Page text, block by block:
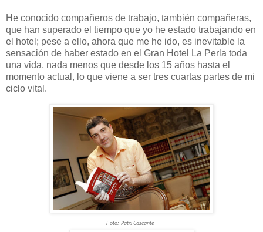
He conocido compañeros de trabajo, también compañeras,
que han superado el tiempo que yo he estado trabajando en
el hotel; pese a ello, ahora que me he ido, es inevitable la
sensación de haber estado en el Gran Hotel La Perla toda
una vida, nada menos que desde los 15 años hasta el
momento actual, lo que viene a ser tres cuartas partes de mi
ciclo vital.
Foto: Patxi Cascante